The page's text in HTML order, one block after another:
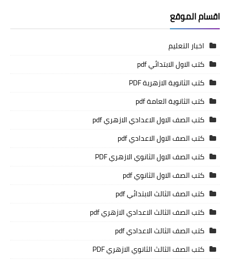
اقسام الموقع
اخبار التعليم
كتب الاول الابتدائي pdf
كتب الثانوية الازهرية PDF
كتب الثانوية العامة pdf
كتب الصف الاول الاعدادي الازهري pdf
كتب الصف الاول الاعدادي pdf
كتب الصف الاول الثانوي الازهري PDF
كتب الصف الاول الثانوي pdf
كتب الصف الثالث الابتدائي pdf
كتب الصف الثالث الاعدادي الازهري pdf
كتب الصف الثالث الاعدادي pdf
كتب الصف الثالث الثانوي الازهري PDF